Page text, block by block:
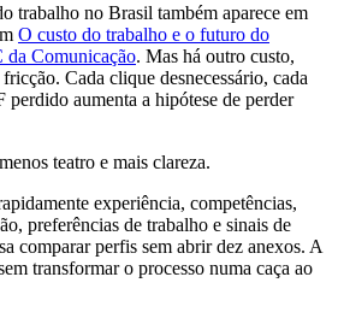
trabalho no Brasil também aparece em
O custo do trabalho e o futuro do
Comunicação. Mas há outro custo,
Cada clique desnecessário, cada
perdido aumenta a hipótese de perder
teatro e mais clareza.
experiência, competências,
preferências de trabalho e sinais de
comparar perfis sem abrir dez anexos. A
transformar o processo numa caça ao